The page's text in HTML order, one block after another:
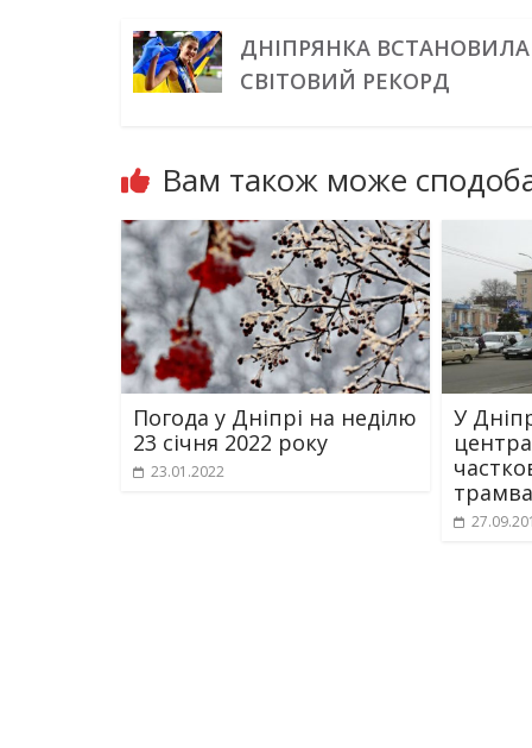
ДНІПРЯНКА ВСТАНОВИЛА
СВІТОВИЙ РЕКОРД
Вам також може
Погода у Дніпрі на неділю
23 січня 2022 року
23.01.2022
У